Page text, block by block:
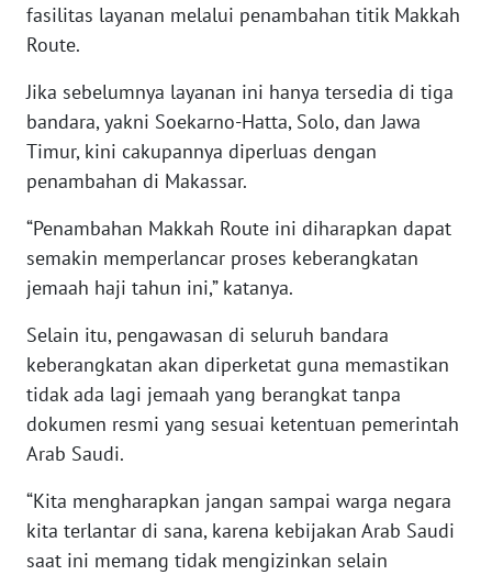
fasilitas layanan melalui penambahan titik Makkah
Route.
Jika sebelumnya layanan ini hanya tersedia di tiga
bandara, yakni Soekarno-Hatta, Solo, dan Jawa
Timur, kini cakupannya diperluas dengan
penambahan di Makassar.
“Penambahan Makkah Route ini diharapkan dapat
semakin memperlancar proses keberangkatan
jemaah haji tahun ini,” katanya.
Selain itu, pengawasan di seluruh bandara
keberangkatan akan diperketat guna memastikan
tidak ada lagi jemaah yang berangkat tanpa
dokumen resmi yang sesuai ketentuan pemerintah
Arab Saudi.
“Kita mengharapkan jangan sampai warga negara
kita terlantar di sana, karena kebijakan Arab Saudi
saat ini memang tidak mengizinkan selain
WN
NUSANTARA
JOGJA
WN
WN
BALI
KALBAR
WN
KALTENG
KALTARA